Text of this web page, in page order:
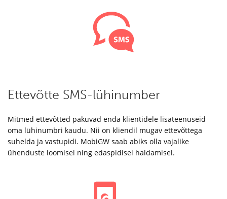
Ettevõtte SMS-lühinumber
Mitmed ettevõtted pakuvad enda klientidele lisateenuseid
oma lühinumbri kaudu. Nii on kliendil mugav ettevõttega
suhelda ja vastupidi. MobiGW saab abiks olla vajalike
ühenduste loomisel ning edaspidisel haldamisel.